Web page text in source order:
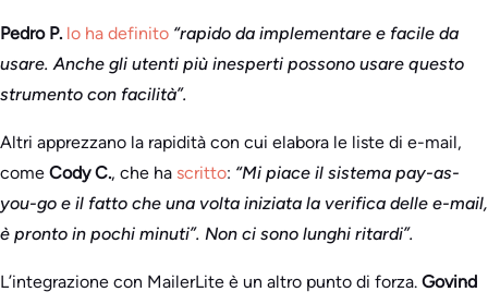
Pedro P. lo ha definito “rapido da implementare e facile da
usare. Anche gli utenti più inesperti possono usare questo
strumento con facilità”.
Altri apprezzano la rapidità con cui elabora le liste di e-mail,
come Cody C., che ha scritto: “Mi piace il sistema pay-as-
you-go e il fatto che una volta iniziata la verifica delle e-mail,
è pronto in pochi minuti”. Non ci sono lunghi ritardi”.
L’integrazione con MailerLite è un altro punto di forza. Govind